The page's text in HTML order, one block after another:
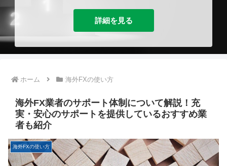
詳細を見る
ホーム 海外FXの使い方
海外FX業者のサポート体制について解説！充
実・安心のサポートを提供しているおすすめ業
者も紹介
海外FXの使い方